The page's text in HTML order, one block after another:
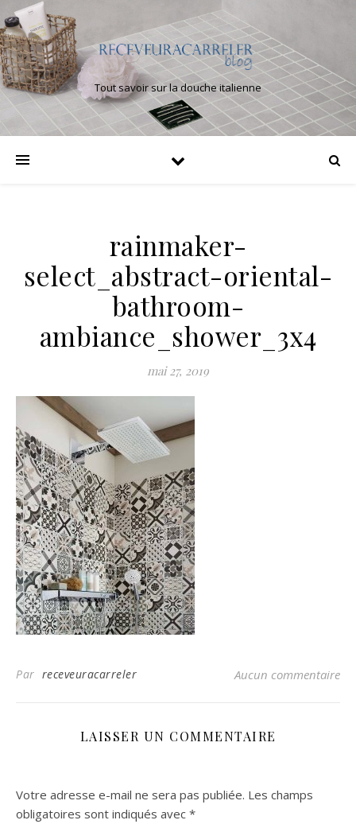
Tout savoir sur la douche italienne
rainmaker-
select_abstract-oriental-
bathroom-
ambiance_shower_3x4
mai 27, 2019
Par receveuracarreler Aucun commentaire
LAISSER UN COMMENTAIRE
Votre adresse e-mail ne sera pas publiée. Les champs
obligatoires sont indiqués avec *